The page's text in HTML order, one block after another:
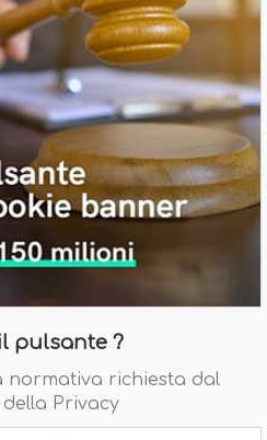
pulsante ?
normativa richiesta dal
Privacy